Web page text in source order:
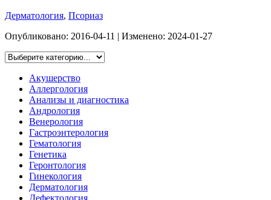
Дерматология, Псориаз
Опубликовано: 2016-04-11 | Изменено: 2024-01-27
Акушерство
Аллергология
Анализы и диагностика
Андрология
Венерология
Гастроэнтерология
Гематология
Генетика
Геронтология
Гинекология
Дерматология
Дефектология